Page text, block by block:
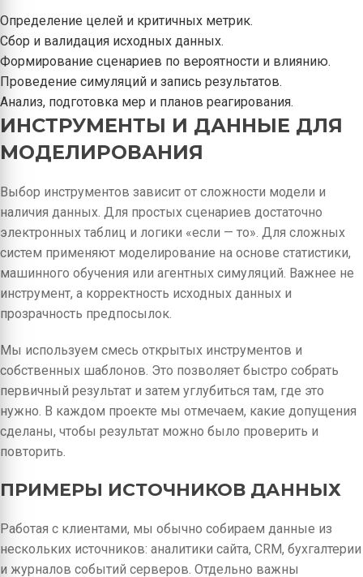
Определение целей и критичных метрик.
Сбор и валидация исходных данных.
Формирование сценариев по вероятности и влиянию.
Проведение симуляций и запись результатов.
Анализ, подготовка мер и планов реагирования.
ИНСТРУМЕНТЫ И ДАННЫЕ ДЛЯ
МОДЕЛИРОВАНИЯ
Выбор инструментов зависит от сложности модели и
наличия данных. Для простых сценариев достаточно
электронных таблиц и логики «если — то». Для сложных
систем применяют моделирование на основе статистики,
машинного обучения или агентных симуляций. Важнее не
инструмент, а корректность исходных данных и
прозрачность предпосылок.
Мы используем смесь открытых инструментов и
собственных шаблонов. Это позволяет быстро собрать
первичный результат и затем углубиться там, где это
нужно. В каждом проекте мы отмечаем, какие допущения
сделаны, чтобы результат можно было проверить и
повторить.
ПРИМЕРЫ ИСТОЧНИКОВ ДАННЫХ
Работая с клиентами, мы обычно собираем данные из
нескольких источников: аналитики сайта, CRM, бухгалтерии
и журналов событий серверов. Отдельно важны